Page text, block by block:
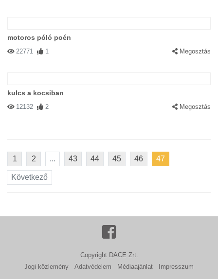
motoros póló poén
22771 1 Megosztás
kulcs a kocsiban
12132 2 Megosztás
1 2 ... 43 44 45 46 47
Következő
Copyright DACE Zrt.
Jogi közlemény
Adatvédelem Médiaajánlat Impresszum